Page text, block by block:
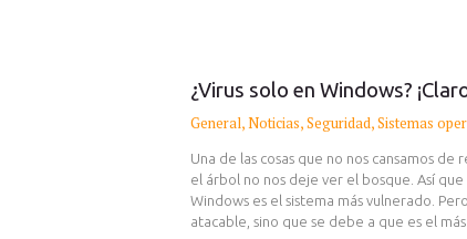
¿Virus solo en Windows?
General,Noticias,Seguridad,Sistemas
Una de las cosas que no nos cansamos
el árbol no nos deje ver el bosque. Así
Windows es el sistema más vulnerado.
atacable, sino que se debe a que es el